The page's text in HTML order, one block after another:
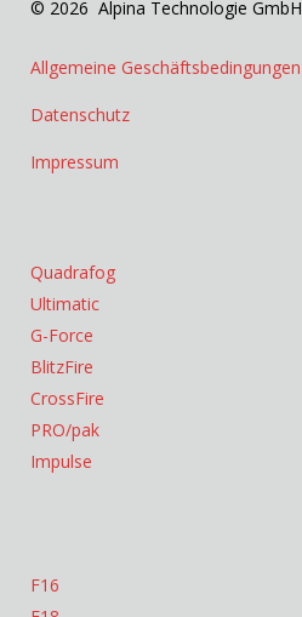
© 2026 Alpina Technologie GmbH
Allgemeine Geschäftsbedingungen
Datenschutz
Impressum
Quadrafog
Ultimatic
G-Force
BlitzFire
CrossFire
PRO/pak
Impulse
F16